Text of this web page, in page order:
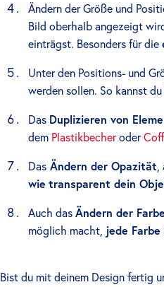
Ändern der Größe und
Bild oberhalb angezeigt
einträgst. Besonders für die
Unter den Positions- und
werden sollen. So kannst
Das Duplizieren von
dem Plastikbecheroder
Das Ändern der Opazität,
wie transparent dein
Auch das Ändern der Farbe
möglich macht, jede
Bist du mit deinem Design fertig